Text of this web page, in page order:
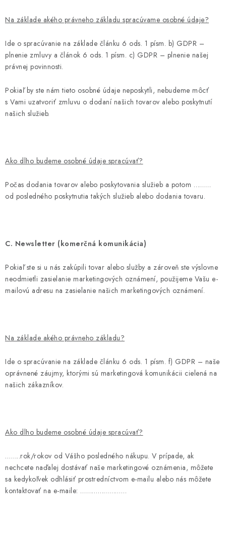
Na základe akého právneho základu spracúvame osobné údaje?
Ide o spracúvanie na základe článku 6 ods. 1 písm. b) GDPR –
plnenie zmluvy a článok 6 ods. 1 písm. c) GDPR – plnenie našej
právnej povinnosti.
Pokiaľ by ste nám tieto osobné údaje neposkytli, nebudeme môcť
s Vami uzatvoriť zmluvu o dodaní našich tovarov alebo poskytnutí
našich služieb.
Ako dlho budeme osobné údaje spracúvať?
Počas dodania tovarov alebo poskytovania služieb a potom ………
od posledného poskytnutia takých služieb alebo dodania tovaru.
C. Newsletter (komerčná komunikácia)
Pokiaľ ste si u nás zakúpili tovar alebo služby a zároveň ste výslovne
neodmietli zasielanie marketingových oznámení, použijeme Vašu e-
mailovú adresu na zasielanie našich marketingových oznámení.
Na základe akého právneho základu?
Ide o spracúvanie na základe článku 6 ods. 1 písm. f) GDPR – naše
oprávnené záujmy, ktorými sú marketingová komunikácii cielená na
našich zákazníkov.
Ako dlho budeme osobné údaje spracúvať?
……..rok/rokov od Vášho posledného nákupu. V prípade, ak
nechcete naďalej dostávať naše marketingové oznámenia, môžete
sa kedykoľvek odhlásiť prostredníctvom e-mailu alebo nás môžete
kontaktovať na e-maile: ……………………